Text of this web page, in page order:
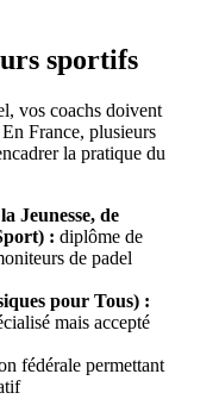
sportifs
vos coachs doivent
France, plusieurs
la pratique du
Jeunesse, de
: diplôme de
de padel
pour Tous) :
mais accepté
fédérale permettant